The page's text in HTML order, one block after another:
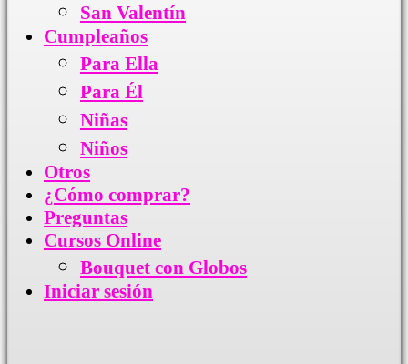
San Valentín
Cumpleaños
Para Ella
Para Él
Niñas
Niños
Otros
¿Cómo comprar?
Preguntas
Cursos Online
Bouquet con Globos
Iniciar sesión